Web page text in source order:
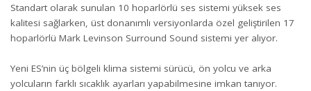
Standart olarak sunulan 10 hoparlörlü ses sistemi yüksek ses
kalitesi sağlarken, üst donanımlı versiyonlarda özel geliştirilen 17
hoparlörlü Mark Levinson Surround Sound sistemi yer alıyor.
Yeni ES’nin üç bölgeli klima sistemi sürücü, ön yolcu ve arka
yolcuların farklı sıcaklık ayarları yapabilmesine imkan tanıyor.